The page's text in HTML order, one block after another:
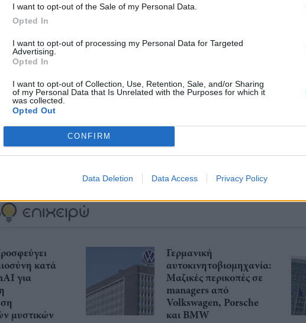
I want to opt-out of the Sale of my Personal Data.
Opted In
I want to opt-out of processing my Personal Data for Targeted
Advertising.
Opted In
I want to opt-out of Collection, Use, Retention, Sale, and/or Sharing
of my Personal Data that Is Unrelated with the Purposes for which it
was collected.
Opted Out
CONFIRM
Data Deletion Data Access Privacy Policy
Σχολιάστε
κατά
για
μυστικών
Γερμανική
αυτοκινητοβιομηχανία:
Μαζικές περικοπές σε
managers από
Volkswagen, Porsche
και BMW